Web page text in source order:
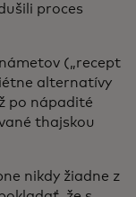
proces
(„recept
alternatívy
po nápadité
thajskou
nikdy žiadne z